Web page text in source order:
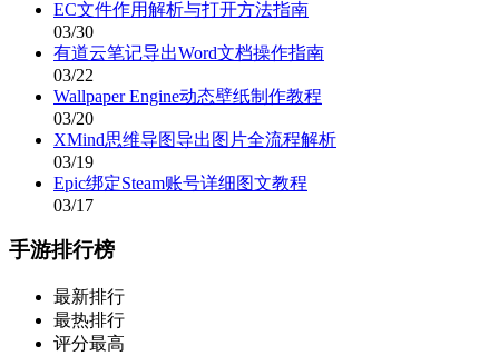
EC文件作用解析与打开方法指南
03/30
有道云笔记导出Word文档操作指南
03/22
Wallpaper Engine动态壁纸制作教程
03/20
XMind思维导图导出图片全流程解析
03/19
Epic绑定Steam账号详细图文教程
03/17
手游排行榜
最新排行
最热排行
评分最高